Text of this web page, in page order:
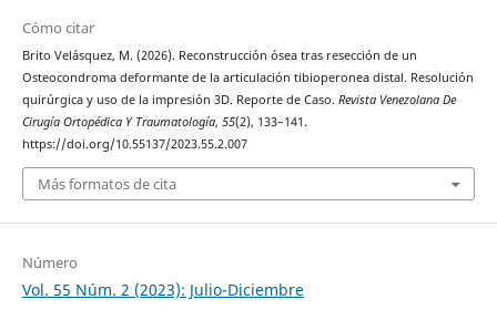
Cómo citar
Brito Velásquez, M. (2026). Reconstrucción ósea tras resección de un
Osteocondroma deformante de la articulación tibioperonea distal. Resolución
quirúrgica y uso de la impresión 3D. Reporte de Caso. Revista Venezolana De
Cirugía Ortopédica Y Traumatología, 55(2), 133–141.
https://doi.org/10.55137/2023.55.2.007
Más formatos de cita
Número
Vol. 55 Núm. 2 (2023): Julio-Diciembre